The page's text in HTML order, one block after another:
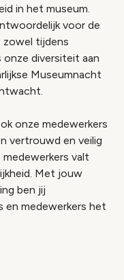
in het museum.
voor de
zowel tijdens
diversiteit aan
Museumnacht
onze medewerkers
vertrouwd en veilig
valt
Met jouw
ben jij
en medewerkers het